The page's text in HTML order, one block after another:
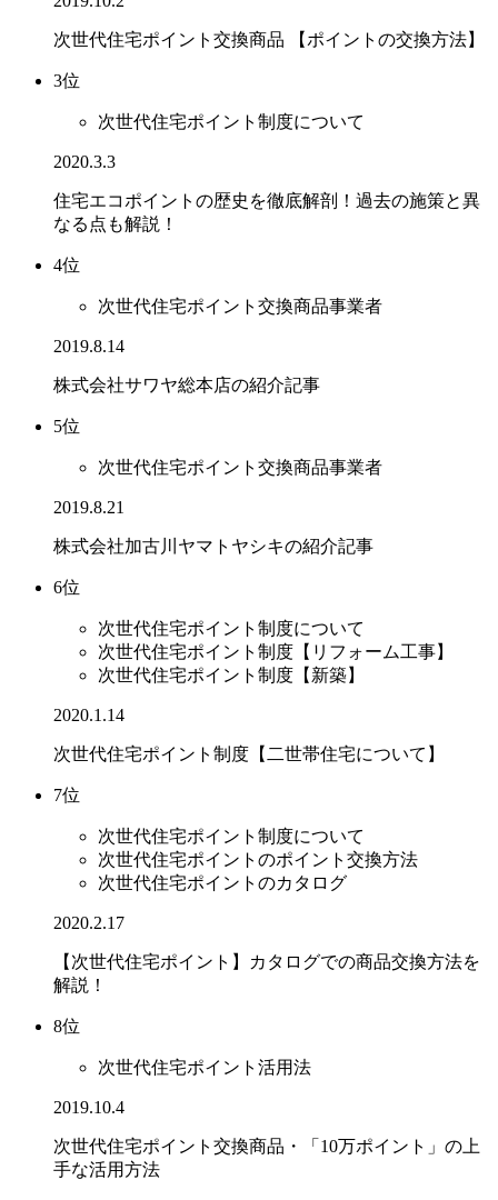
次世代住宅ポイント交換商品 【ポイントの交換方法】
3位
次世代住宅ポイント制度について
2020.3.3
住宅エコポイントの歴史を徹底解剖！過去の施策と異
なる点も解説！
4位
次世代住宅ポイント交換商品事業者
2019.8.14
株式会社サワヤ総本店の紹介記事
5位
次世代住宅ポイント交換商品事業者
2019.8.21
株式会社加古川ヤマトヤシキの紹介記事
6位
次世代住宅ポイント制度について
次世代住宅ポイント制度【リフォーム工事】
次世代住宅ポイント制度【新築】
2020.1.14
次世代住宅ポイント制度【二世帯住宅について】
7位
次世代住宅ポイント制度について
次世代住宅ポイントのポイント交換方法
次世代住宅ポイントのカタログ
2020.2.17
【次世代住宅ポイント】カタログでの商品交換方法を
解説！
8位
次世代住宅ポイント活用法
2019.10.4
次世代住宅ポイント交換商品・「10万ポイント」の上
手な活用方法